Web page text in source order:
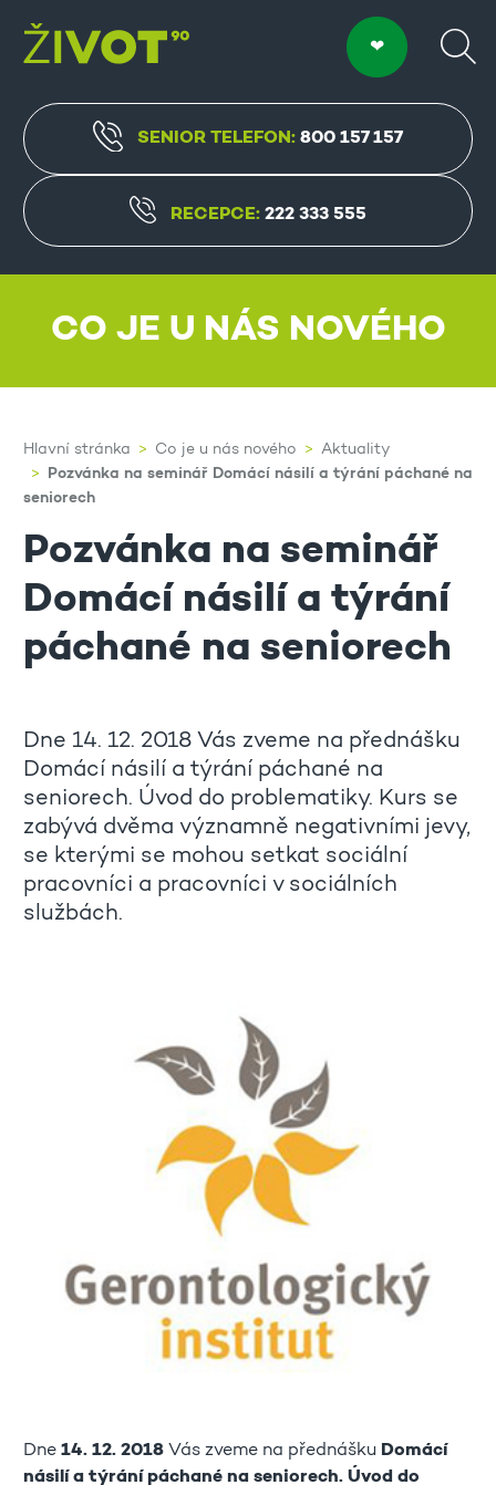
SENIOR TELEFON:800 157 157
RECEPCE:222 333 555
CO JE U NÁS NOVÉHO
Hlavní stránka Co je u nás nového Aktuality
Pozvánka na seminář Domácí násilí a týrání páchané na
seniorech
Pozvánka na seminář
Domácí násilí a týrání
páchané na seniorech
Dne 14. 12. 2018 Vás zveme na přednášku
Domácí násilí a týrání páchané na
seniorech. Úvod do problematiky. Kurs se
zabývá dvěma významně negativními jevy,
se kterými se mohou setkat sociální
pracovníci a pracovníci v sociálních
službách.
Dne 14. 12. 2018 Vás zveme na přednášku Domácí
násilí a týrání páchané na seniorech. Úvod do